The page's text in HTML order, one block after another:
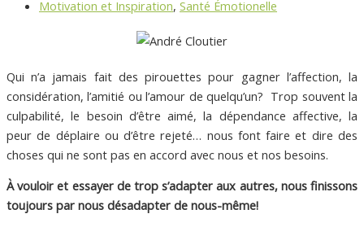
Motivation et Inspiration, Santé Émotionelle
Qui n’a jamais fait des pirouettes pour gagner l’affection, la
considération, l’amitié ou l’amour de quelqu’un? Trop souvent la
culpabilité, le besoin d’être aimé, la dépendance affective, la
peur de déplaire ou d’être rejeté… nous font faire et dire des
choses qui ne sont pas en accord avec nous et nos besoins.
À vouloir et essayer de trop s’adapter aux autres, nous finissons
toujours par nous désadapter de nous-même!